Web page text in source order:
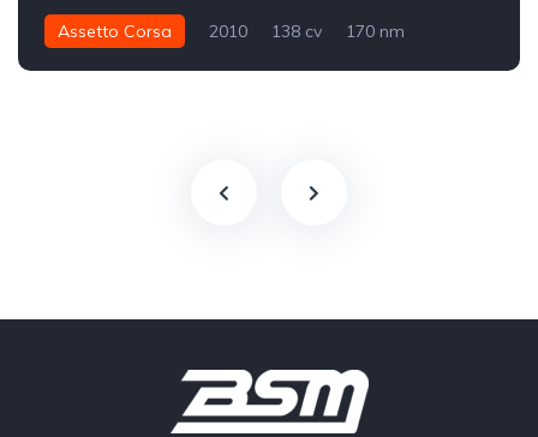
Assetto Corsa 2010 138 cv
170 nm